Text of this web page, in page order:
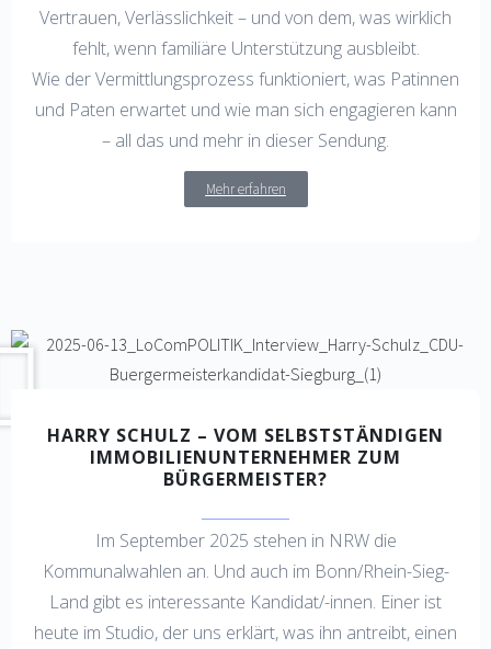
Vertrauen, Verlässlichkeit – und von dem, was wirklich
fehlt, wenn familiäre Unterstützung ausbleibt.
Wie der Vermittlungsprozess funktioniert, was Patinnen
und Paten erwartet und wie man sich engagieren kann
– all das und mehr in dieser Sendung.
Mehr erfahren
HARRY SCHULZ – VOM SELBSTSTÄNDIGEN
IMMOBILIENUNTERNEHMER ZUM
BÜRGERMEISTER?
Im September 2025 stehen in NRW die
Kommunalwahlen an. Und auch im Bonn/Rhein-Sieg-
Land gibt es interessante Kandidat/-innen. Einer ist
heute im Studio, der uns erklärt, was ihn antreibt, einen